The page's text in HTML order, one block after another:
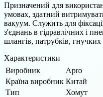
Призначений для
умовах, здатний
вакуум. Служить для
з'єднань в гідравлічних і
шлангів, патрубків, гнучких
Характеристики
Виробник
Apro
Країна виробник Китай
Тип
Хомут